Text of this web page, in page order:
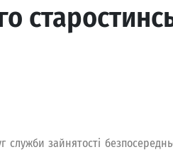
зайнятості